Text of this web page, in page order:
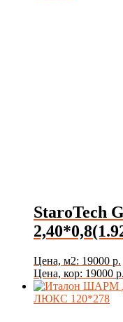
StaroTech
Цена, м2: 19000 р.
Цена, кор: 19000 р.